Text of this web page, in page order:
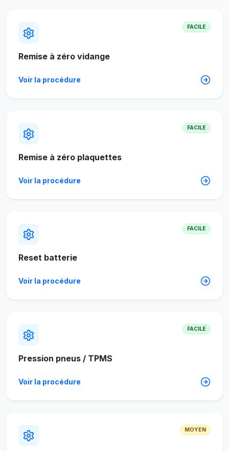
FACILE
Remise à zéro vidange
Voir la procédure
FACILE
Remise à zéro plaquettes
Voir la procédure
FACILE
Reset batterie
Voir la procédure
FACILE
Pression pneus / TPMS
Voir la procédure
MOYEN